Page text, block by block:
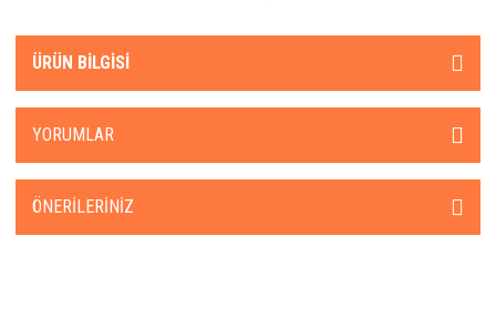
ÜRÜN BILGISI
YORUMLAR
ÖNERILERINIZ